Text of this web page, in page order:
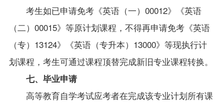
考生如已申请免考《英语（一）00012》《英语
（二）00015》等原计划课程，不得再申请免考《英语
（专）13124》《英语（专升本） 13000》等现执行计
划课程，考生可通过课程顶替完成新旧专业课程转换。
七、毕业申请
高等教育自学考试应考者在完成该专业计划所有课